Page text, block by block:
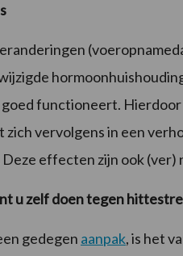
functioneert. Hierdoor
vervolgens in een
Deze effecten zijn ook (ver)
u zelf doen tegen
gedegen aanpak, is het